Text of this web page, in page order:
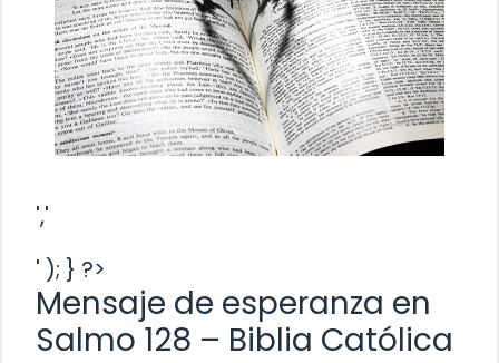
','
' ); } ?>
Mensaje de esperanza en
Salmo 128 – Biblia Católica